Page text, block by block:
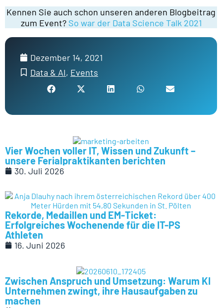
Kennen Sie auch schon unseren anderen Blogbeitrag
zum Event? So war der Data Science Talk 2021
Dezember 14, 2021
Data & AI, Events
Vier Wochen voller IT, Wissen und Zukunft –
unsere Ferialpraktikanten berichten
30. Juli 2026
Rekorde, Medaillen und EM-Ticket:
Erfolgreiches Wochenende für die IT-PS
Athleten
16. Juni 2026
Zwischen Anspruch und Umsetzung: Warum KI
Unternehmen zwingt, ihre Hausaufgaben zu
machen